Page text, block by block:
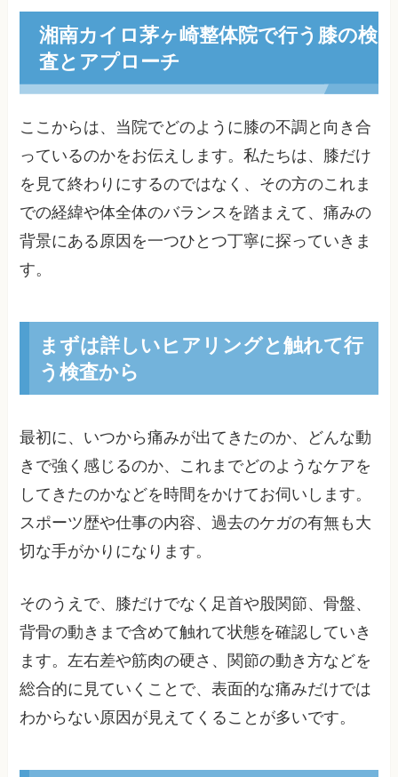
湘南カイロ茅ヶ崎整体院で行う膝の検
査とアプローチ
ここからは、当院でどのように膝の不調と向き合
っているのかをお伝えします。私たちは、膝だけ
を見て終わりにするのではなく、その方のこれま
での経緯や体全体のバランスを踏まえて、痛みの
背景にある原因を一つひとつ丁寧に探っていきま
す。
まずは詳しいヒアリングと触れて行
う検査から
最初に、いつから痛みが出てきたのか、どんな動
きで強く感じるのか、これまでどのようなケアを
してきたのかなどを時間をかけてお伺いします。
スポーツ歴や仕事の内容、過去のケガの有無も大
切な手がかりになります。
そのうえで、膝だけでなく足首や股関節、骨盤、
背骨の動きまで含めて触れて状態を確認していき
ます。左右差や筋肉の硬さ、関節の動き方などを
総合的に見ていくことで、表面的な痛みだけでは
わからない原因が見えてくることが多いです。